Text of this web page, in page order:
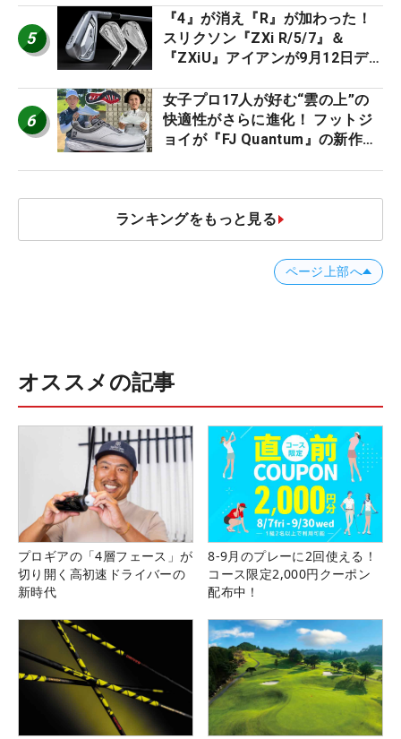
5
『4』が消え『R』が加わった！
スリクソン『ZXi R/5/7』＆
『ZXiU』アイアンが9月12日デ
6
女子プロ17人が好む“雲の上”の
快適性がさらに進化！ フットジ
ョイが『FJ Quantum』の新作を
ランキングをもっと見る
ページ上部へ
オススメの記事
プロギアの「4層フェース」が
切り開く高初速ドライバーの
新時代
8-9月のプレーに2回使える！
コース限定2,000円クーポン
配布中！